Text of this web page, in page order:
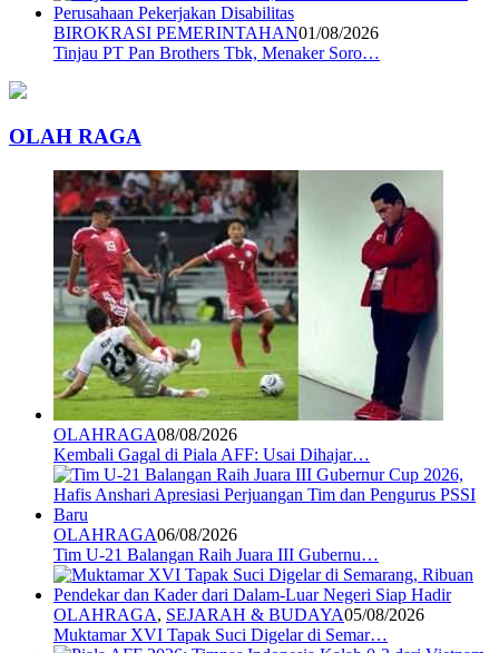
BIROKRASI PEMERINTAHAN01/08/2026
Tinjau PT Pan Brothers Tbk, Menaker Soro…
OLAH RAGA
OLAHRAGA08/08/2026
Kembali Gagal di Piala AFF: Usai Dihajar…
OLAHRAGA06/08/2026
Tim U-21 Balangan Raih Juara III Gubernu…
OLAHRAGA, SEJARAH & BUDAYA05/08/2026
Muktamar XVI Tapak Suci Digelar di Semar…